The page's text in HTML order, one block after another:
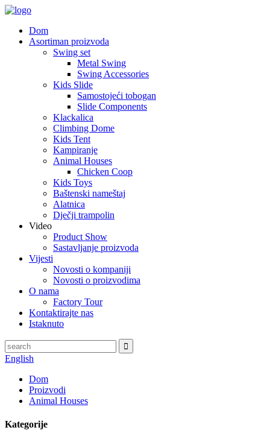
Dom
Asortiman proizvoda
Swing set
Metal Swing
Swing Accessories
Kids Slide
Samostojeći tobogan
Slide Components
Klackalica
Climbing Dome
Kids Tent
Kampiranje
Animal Houses
Chicken Coop
Kids Toys
Baštenski nameštaj
Alatnica
Dječji trampolin
Video
Product Show
Sastavljanje proizvoda
Vijesti
Novosti o kompaniji
Novosti o proizvodima
O nama
Factory Tour
Kontaktirajte nas
Istaknuto
English
Dom
Proizvodi
Animal Houses
Kategorije